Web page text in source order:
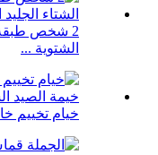
2 شخص
الشتوية ...
خيام تخييم